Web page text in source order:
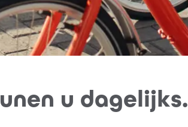
u dagelijks.